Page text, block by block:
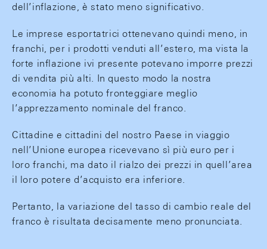
dell’inflazione, è stato meno significativo.
Le imprese esportatrici ottenevano quindi meno, in
franchi, per i prodotti venduti all’estero, ma vista la
forte inflazione ivi presente potevano imporre prezzi
di vendita più alti. In questo modo la nostra
economia ha potuto fronteggiare meglio
l’apprezzamento nominale del franco.
Cittadine e cittadini del nostro Paese in viaggio
nell’Unione europea ricevevano sì più euro per i
loro franchi, ma dato il rialzo dei prezzi in quell’area
il loro potere d’acquisto era inferiore.
Pertanto, la variazione del tasso di cambio reale del
franco è risultata decisamente meno pronunciata.